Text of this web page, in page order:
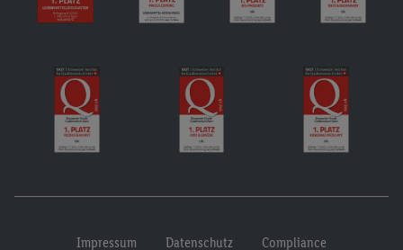
Impressum Datenschutz Compliance